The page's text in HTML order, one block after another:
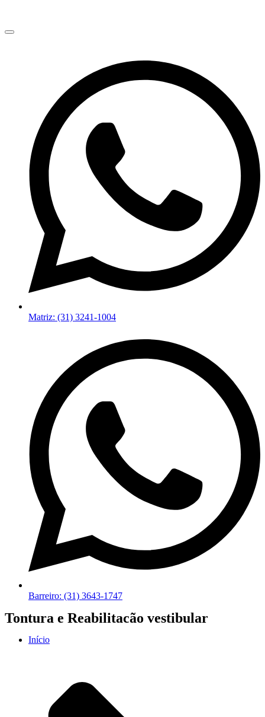
Matriz: (31) 3241-1004
Barreiro: (31) 3643-1747
Tontura e Reabilitacão vestibular
Início